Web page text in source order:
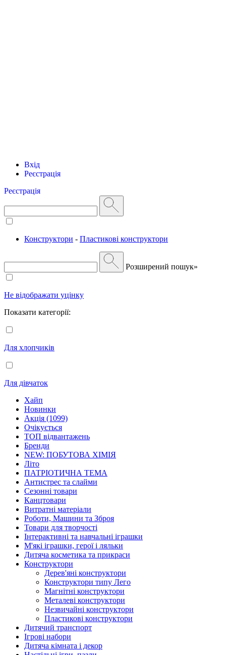
Вхід
Реєстрація
Реєстрація
Конструктори - Пластикові конструктори
Розширений пошук»
Не відображати уцінку
Показати категорії:
Для хлопчиків
Для дівчаток
Хайп
Новинки
Акція (1099)
Очікується
ТОП відвантажень
Бренди
NEW: ПОБУТОВА ХІМІЯ
Літо
ПАТРІОТИЧНА ТЕМА
Антистрес та слайми
Сезонні товари
Канцтовари
Витратні матеріали
Роботи, Машини та Зброя
Товари для творчості
Інтерактивні та навчальні іграшки
М'які іграшки, герої і ляльки
Дитяча косметика та прикраси
Конструктори
Дерев'яні конструктори
Конструктори типу Лего
Магнітні конструктори
Металеві конструктори
Незвичайні конструктори
Пластикові конструктори
Дитячий транспорт
Ігрові набори
Дитяча кімната і декор